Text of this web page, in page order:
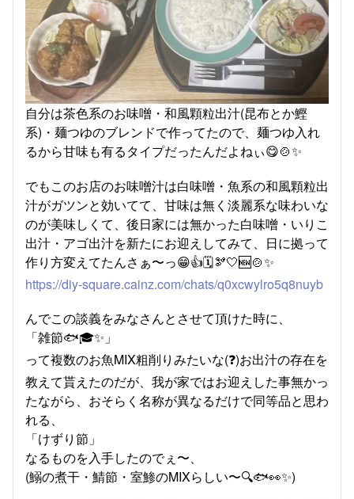
自分は茶色系のお味噌・和風顆粒出汁(昆布とか鰹
系)・麺つゆのブレンドで作ってたので、麺つゆ入れ
るから甘味も有るタイプだったんだよねぃ😋🍲✨
でもこのお店のお味噌汁は白味噌・魚系の和風顆粒出
汁がガツンと効いてて、甘味は無く淡麗系な味わいな
のが美味しくて、後日家には無かった白味噌・いりこ
出汁・アゴ出汁を新たにお迎えしてみて、日に拠って
作り方変えてたんさぁ〜っ😁👍🗓️🫘🤍🆕🍲✨
https://diy-square.cainz.com/chats/q0xcwylro5q8nuyb
んでこの談義をみなさんとさせて頂けた時に、
「雑節🐟🎓✨」
って複数のお魚MIX粗削りみたいな(❓)お出汁の存在を
教えて貰えたのだが、我が家ではお迎えした事無かっ
たながら、おそらく名称が異なるだけで同等品と思わ
れる、
「けずり節」
なるものを入手したのでぇ〜、
(鰯の煮干・鯖節・室鯵のMIXらしい〜🔍🐟👀✨)